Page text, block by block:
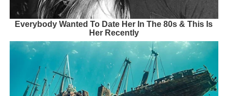
Everybody Wanted To Date Her In The 80s & This Is
Her Recently